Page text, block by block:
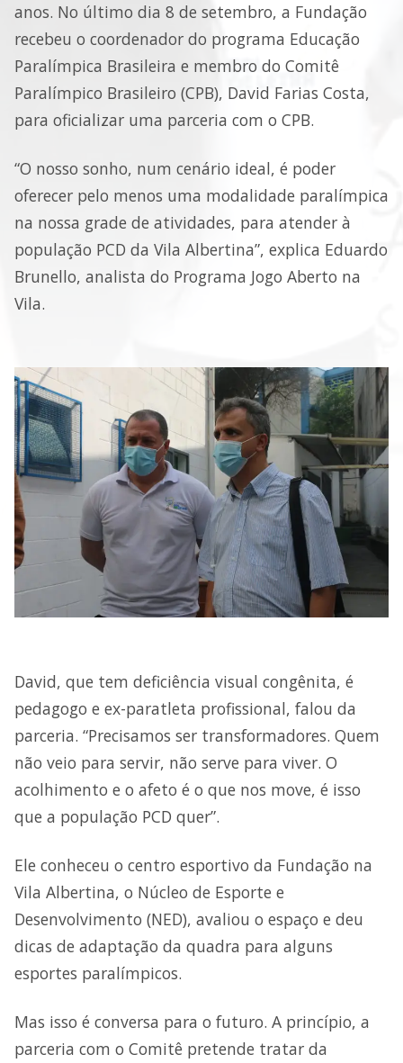
anos. No último dia 8 de setembro, a Fundação
recebeu o coordenador do programa Educação
Paralímpica Brasileira e membro do Comitê
Paralímpico Brasileiro (CPB), David Farias Costa,
para oficializar uma parceria com o CPB.
“O nosso sonho, num cenário ideal, é poder
oferecer pelo menos uma modalidade paralímpica
na nossa grade de atividades, para atender à
população PCD da Vila Albertina”, explica Eduardo
Brunello, analista do Programa Jogo Aberto na
Vila.
David, que tem deficiência visual congênita, é
pedagogo e ex-paratleta profissional, falou da
parceria. “Precisamos ser transformadores. Quem
não veio para servir, não serve para viver. O
acolhimento e o afeto é o que nos move, é isso
que a população PCD quer”.
Ele conheceu o centro esportivo da Fundação na
Vila Albertina, o Núcleo de Esporte e
Desenvolvimento (NED), avaliou o espaço e deu
dicas de adaptação da quadra para alguns
esportes paralímpicos.
Mas isso é conversa para o futuro. A princípio, a
parceria com o Comitê pretende tratar da